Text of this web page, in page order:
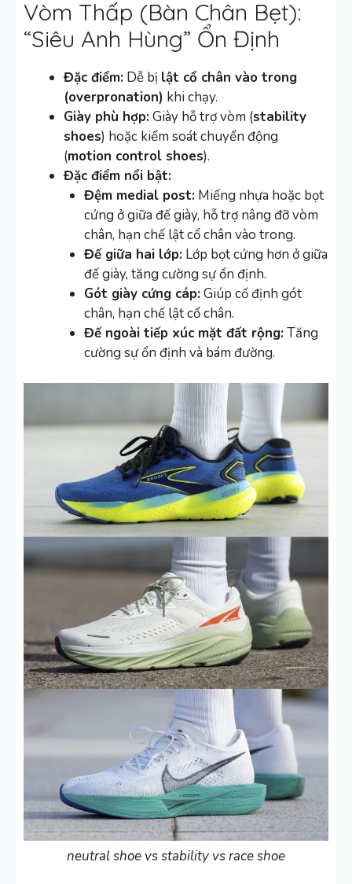
Vòm Thấp (Bàn Chân Bẹt):
“Siêu Anh Hùng” Ổn Định
Đặc điểm: Dễ bị lật cổ chân vào trong
(overpronation) khi chạy.
Giày phù hợp:Giày hỗ trợ vòm (stability
shoes) hoặc kiểm soát chuyển động
(motion control shoes).
Đặc điểm nổi bật:
Đệm medial post:Miếng nhựa hoặc bọt
cứng ở giữa đế giày, hỗ trợ nâng đỡ vòm
chân, hạn chế lật cổ chân vào trong.
Đế giữa hai lớp:Lớp bọt cứng hơn ở giữa
đế giày, tăng cường sự ổn định.
Gót giày cứng cáp:Giúp cố định gót
chân, hạn chế lật cổ chân.
Đế ngoài tiếp xúc mặt đất rộng:Tăng
cường sự ổn định và bám đường.
neutral shoe vs stability vs race shoe